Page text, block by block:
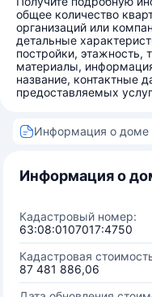
общее количество
организаций или
детальные
постройки, этажность,
материалы,
название, контактные
предоставляемых услуг
Информация о доме
Информация о
Кадастровый номер:
63:08:0107017:4750
Кадастровая
87 481 886,06